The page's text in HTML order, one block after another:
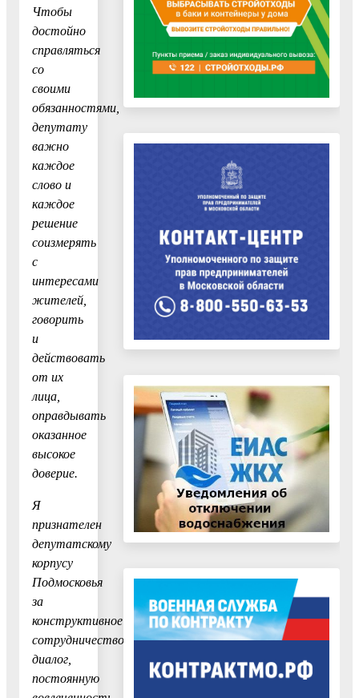
Чтобы
достойно
справляться
со
своими
обязанностями,
депутату
важно
каждое
слово и
каждое
решение
соизмерять
с
интересами
жителей,
говорить
и
действовать
от их
лица,
оправдывать
оказанное
высокое
доверие.
Я
признателен
депутатскому
корпусу
Подмосковья
за
конструктивное
сотрудничество,
диалог,
постоянную